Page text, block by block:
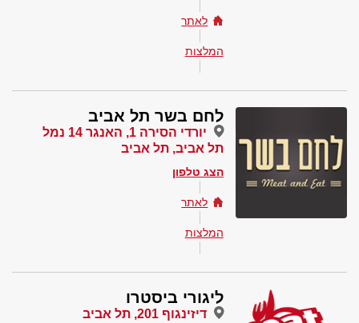
לאתר
המלצות
לחם בשר תל אביב
יורדי הסירה 1, האנגר 14 נמל
תל אביב, תל אביב
הצג טלפון
לאתר
המלצות
ליגורי ביסטרו
דיזינגוף 201, תל אביב